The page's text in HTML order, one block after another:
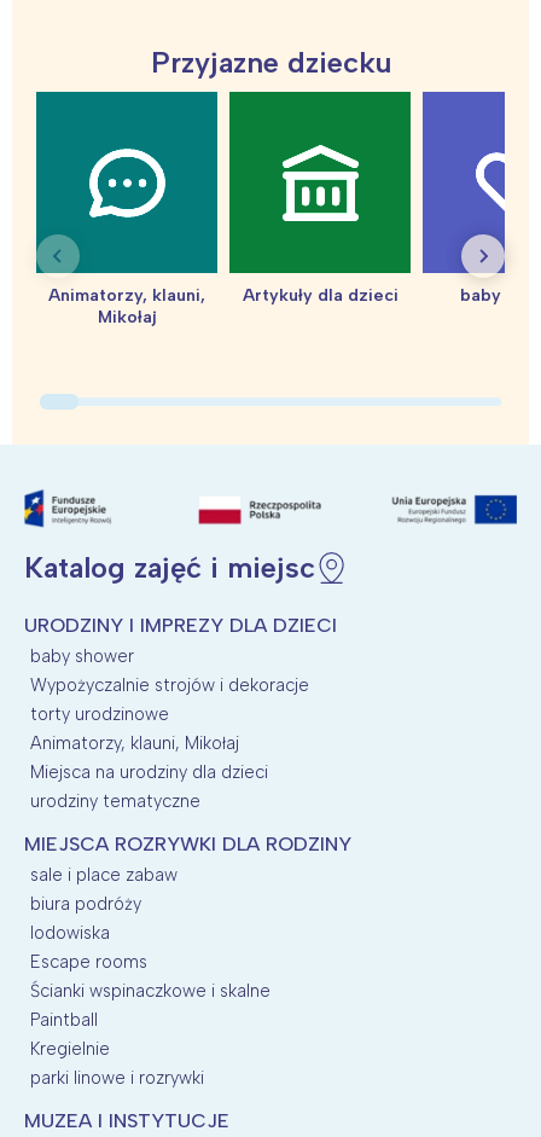
Przyjazne dziecku
Animatorzy, klauni,
Mikołaj
Artykuły dla dzieci baby
Katalog zajęć i miejsc
URODZINY I IMPREZY DLA DZIECI
baby shower
Wypożyczalnie strojów i dekoracje
torty urodzinowe
Animatorzy, klauni, Mikołaj
Miejsca na urodziny dla dzieci
urodziny tematyczne
MIEJSCA ROZRYWKI DLA RODZINY
sale i place zabaw
biura podróży
lodowiska
Escape rooms
Ścianki wspinaczkowe i skalne
Paintball
Kregielnie
parki linowe i rozrywki
MUZEA I INSTYTUCJE
Warszawa
Trójmiasto
Poznań
Śląsk
Południe
Północ